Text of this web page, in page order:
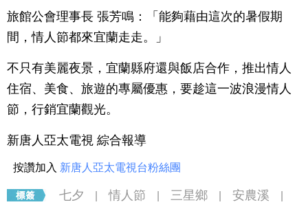
旅館公會理事長 張芳鳴：「能夠藉由這次的暑假期
間，情人節都來宜蘭走走。」
不只有美麗夜景，宜蘭縣府還與飯店合作，推出情人
住宿、美食、旅遊的專屬優惠，要趁這一波浪漫情人
節，行銷宜蘭觀光。
新唐人亞太電視 綜合報導
按讚加入 新唐人亞太電視台粉絲團
七夕 情人節 三星鄉 安農溪